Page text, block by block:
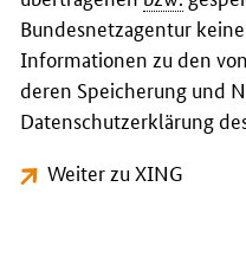
Bundesnetzagentur
Informationen zu den
deren Speicherung und
Datenschutzerklärung
Weiter zu XING